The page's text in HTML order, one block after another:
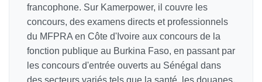
francophone. Sur Kamerpower, il couvre les
concours, des examens directs et professionnels
du MFPRA en Côte d'Ivoire aux concours de la
fonction publique au Burkina Faso, en passant par
les concours d'entrée ouverts au Sénégal dans